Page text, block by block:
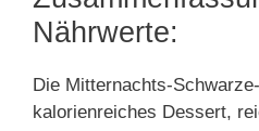
Nährwerte:
Die Mitternachts-
kalorienreiches Dessert,